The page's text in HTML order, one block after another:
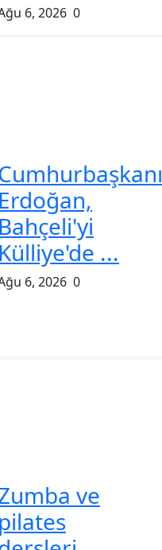
6, 2026 0
Erdoğan,
Bahçeli'yi
Külliye'de ...
6, 2026 0
ve
pilates